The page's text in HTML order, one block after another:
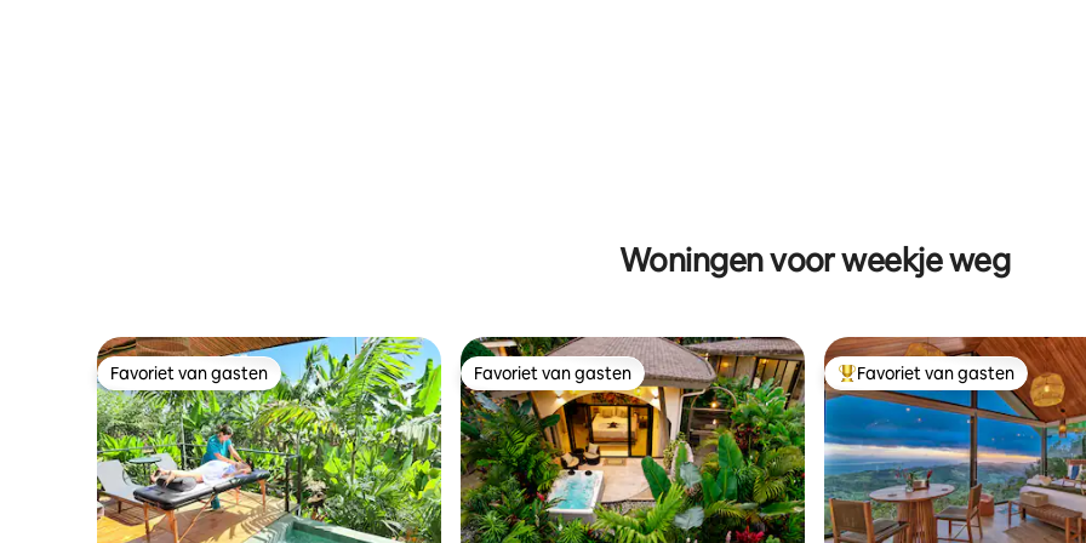
Woningen voor weekje weg
Favoriet van gasten
Favoriet van gasten Favoriet van gasten
Favoriet van gasten Topfavoriet van gasten
Favoriet van gasten